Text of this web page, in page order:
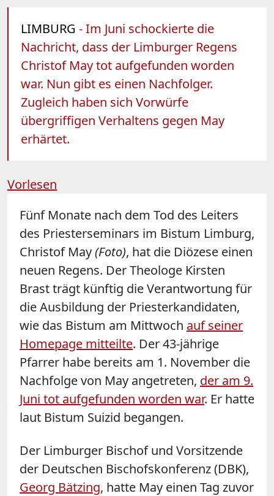
LIMBURG - Im Juni schockierte die
Nachricht, dass der Limburger Regens
Christof May tot aufgefunden worden
war. Nun gibt es einen Nachfolger.
Zugleich haben sich Vorwürfe
übergriffigen Verhaltens gegen May
erhärtet.
Vorlesen
Fünf Monate nach dem Tod des Leiters
des Priesterseminars im Bistum Limburg,
Christof May(Foto), hat die Diözese einen
neuen Regens. Der Theologe Kirsten
Brast trägt künftig die Verantwortung für
die Ausbildung der Priesterkandidaten,
wie das Bistum am Mittwoch auf seiner
Homepage mitteilte. Der 43-jährige
Pfarrer habe bereits am 1. November die
Nachfolge von May angetreten, der am 9.
Juni tot aufgefunden worden war. Er hatte
laut Bistum Suizid begangen.
Der Limburger Bischof und Vorsitzende
der Deutschen Bischofskonferenz (DBK),
Georg Bätzing, hatte May einen Tag zuvor